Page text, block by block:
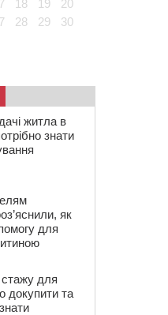
18 19
20
28 29
30
житла в
знати
як
для
для
докупити та